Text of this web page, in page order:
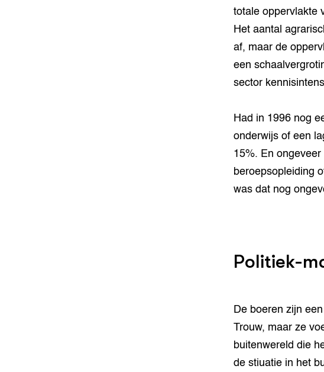
totale oppervlakte
Het aantal
af, maar de
een
sector
Had in 1996 nog
onderwijs of een
15%. En
beroepsopleiding
was dat nog
Politiek-
De boeren zijn
Trouw, maar ze
buitenwereld die
de stiuatie in het